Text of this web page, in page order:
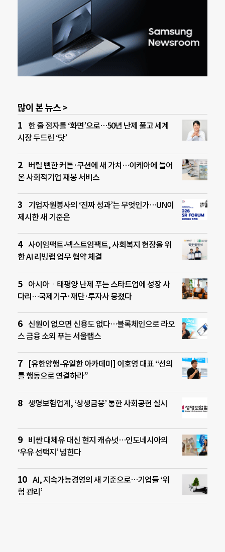
많이 본 뉴스 >
한 줄 점자를 ‘화면’으로…50년 난제 풀고 세계
시장 두드린 ‘닷’
버릴 뻔한 커튼·쿠션에 새 가치…이케아에 들어
온 사회적기업 재봉 서비스
기업자원봉사의 ‘진짜 성과’는 무엇인가…UN이
제시한 새 기준은
사이임팩트-넥스트임팩트, 사회복지 현장을 위
한 AI 리빙랩 업무 협약 체결
아시아ㆍ태평양 난제 푸는 스타트업에 성장 사
다리…국제기구·재단·투자사 뭉쳤다
신원이 없으면 신용도 없다…블록체인으로 라오
스 금융 소외 푸는 서울랩스
[유한양행-유일한 아카데미] 이호영 대표 “선의
를 행동으로 연결하라”
생명보험업계, ‘상생금융’ 통한 사회공헌 실시
비싼 대체유 대신 현지 캐슈넛…인도네시아의
‘우유 선택지’ 넓힌다
AI, 지속가능경영의 새 기준으로…기업들 ‘위
험 관리’